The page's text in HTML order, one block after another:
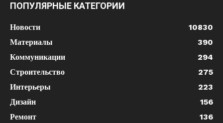
ПОПУЛЯРНЫЕ КАТЕГОРИИ
Новости
10830
Материалы
390
Коммуникации
294
Строительство
275
Интерьеры
223
Дизайн
156
Ремонт
136